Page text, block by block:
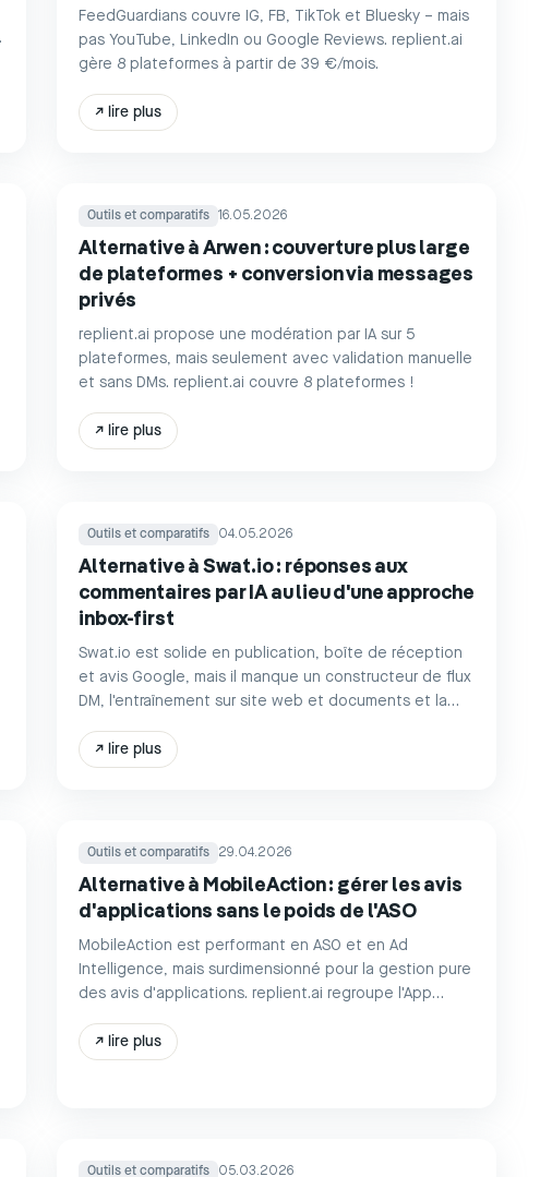
FeedGuardians couvre IG, FB, TikTok et Bluesky – mais
pas YouTube, LinkedIn ou Google Reviews. replient.ai
gère 8 plateformes à partir de 39 €/mois.
↗ lire plus
Outils et comparatifs 16.05.2026
Alternative à Arwen : couverture plus large
de plateformes + conversion via messages
privés
replient.ai propose une modération par IA sur 5
plateformes, mais seulement avec validation manuelle
et sans DMs. replient.ai couvre 8 plateformes !
↗ lire plus
Outils et comparatifs 04.05.2026
Alternative à Swat.io : réponses aux
commentaires par IA au lieu d'une approche
inbox-first
Swat.io est solide en publication, boîte de réception
et avis Google, mais il manque un constructeur de flux
DM, l'entraînement sur site web et documents et la
fournit une IA entraînée sur 4 sources sur 8
plateformes à partir de 39 €/mois.
↗ lire plus
Outils et comparatifs 29.04.2026
Alternative à MobileAction : gérer les avis
d'applications sans le poids de l'ASO
MobileAction est performant en ASO et en Ad
Intelligence, mais surdimensionné pour la gestion pure
des avis d'applications. replient.ai regroupe l'App
tableau de bord à partir de 39 €/mois.
↗ lire plus
Outils et comparatifs 05.03.2026